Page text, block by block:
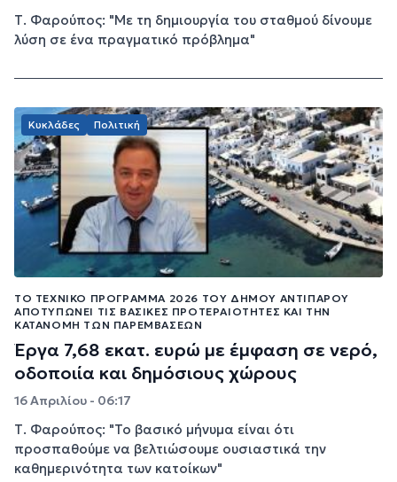
Τ. Φαρούπος: "Με τη δημιουργία του σταθμού δίνουμε
λύση σε ένα πραγματικό πρόβλημα"
Κυκλάδες Πολιτική
ΤΟ ΤΕΧΝΙΚΌ ΠΡΌΓΡΑΜΜΑ 2026 ΤΟΥ ΔΉΜΟΥ ΑΝΤΙΠΆΡΟΥ
ΑΠΟΤΥΠΏΝΕΙ ΤΙΣ ΒΑΣΙΚΈΣ ΠΡΟΤΕΡΑΙΌΤΗΤΕΣ ΚΑΙ ΤΗΝ
ΚΑΤΑΝΟΜΉ ΤΩΝ ΠΑΡΕΜΒΆΣΕΩΝ
Έργα 7,68 εκατ. ευρώ με έμφαση σε νερό,
οδοποιία και δημόσιους χώρους
16 Απριλίου - 06:17
Τ. Φαρούπος: "Το βασικό μήνυμα είναι ότι
προσπαθούμε να βελτιώσουμε ουσιαστικά την
καθημερινότητα των κατοίκων"